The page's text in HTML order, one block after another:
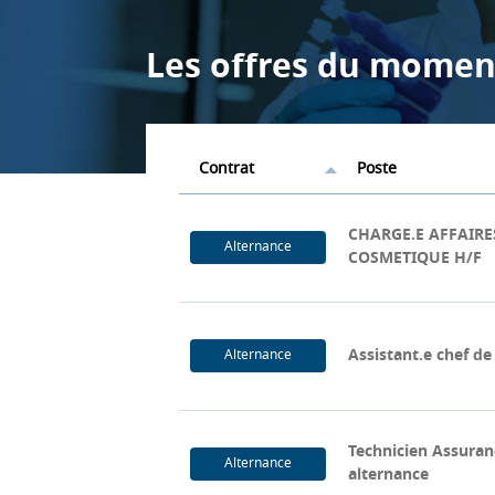
Les offres du
Contrat Poste
Alternance
CHARGE.E
COSMETIQUE H/F
Alternance Assistant.e chef
Alternance
Technicien
alternance